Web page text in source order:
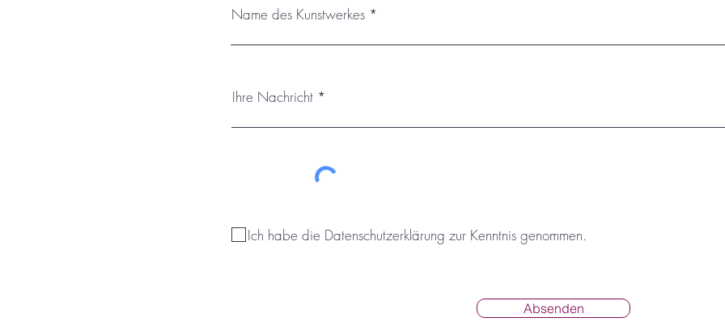
Name des Kunstwerkes
Ihre Nachricht
Ich habe die Datenschutzerklärung zur Kenntnis genommen.
Absenden